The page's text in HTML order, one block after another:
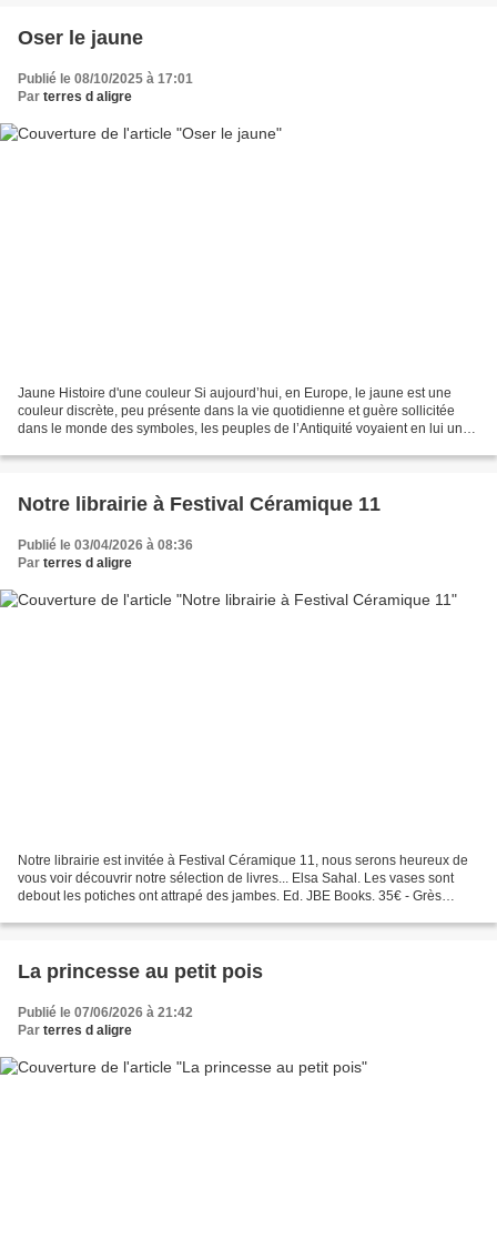
Oser le jaune
Publié le 08/10/2025 à 17:01
Par terres d aligre
Jaune Histoire d'une couleur Si aujourd’hui, en Europe, le jaune est une
couleur discrète, peu présente dans la vie quotidienne et guère sollicitée
dans le monde des symboles, les peuples de l’Antiquité voyaient en lui une
Notre librairie à Festival Céramique 11
Publié le 03/04/2026 à 08:36
Par terres d aligre
Notre librairie est invitée à Festival Céramique 11, nous serons heureux de
vous voir découvrir notre sélection de livres... Elsa Sahal. Les vases sont
debout les potiches ont attrapé des jambes. Ed. JBE Books. 35€ - Grès
La princesse au petit pois
Publié le 07/06/2026 à 21:42
Par terres d aligre